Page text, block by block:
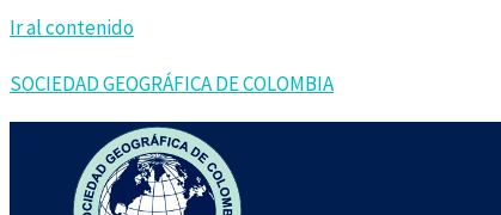
Ir al contenido
SOCIEDAD GEOGRÁFICA DE COLOMBIA